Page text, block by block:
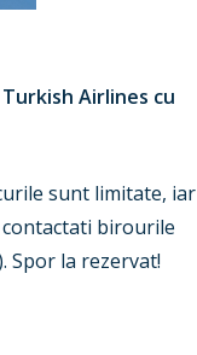
Airlines cu
sunt limitate, iar
birourile
Spor la rezervat!